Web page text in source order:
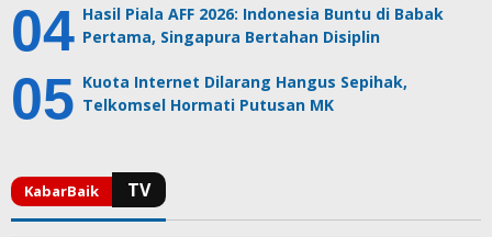
Hasil Piala AFF 2026: Indonesia Buntu di Babak
Pertama, Singapura Bertahan Disiplin
Kuota Internet Dilarang Hangus Sepihak,
Telkomsel Hormati Putusan MK